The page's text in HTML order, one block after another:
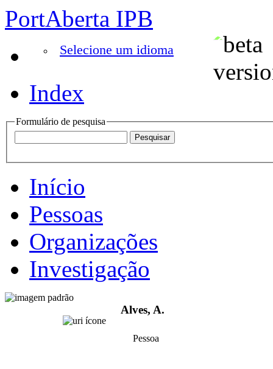
PortAberta IPB
Selecione um idioma
Index
Formulário de pesquisa
Início
Pessoas
Organizações
Investigação
Alves, A.
Pessoa